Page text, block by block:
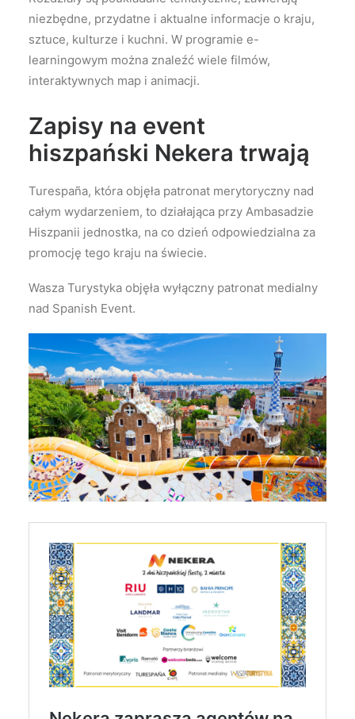
niezbędne, przydatne i aktualne informacje o kraju,
sztuce, kulturze i kuchni. W programie e-
learningowym można znaleźć wiele filmów,
interaktywnych map i animacji.
Zapisy na event
hiszpański Nekera trwają
Turespaña, która objęła patronat merytoryczny nad
całym wydarzeniem, to działająca przy Ambasadzie
Hiszpanii jednostka, na co dzień odpowiedzialna za
promocję tego kraju na świecie.
Wasza Turystyka objęła wyłączny patronat medialny
nad Spanish Event.